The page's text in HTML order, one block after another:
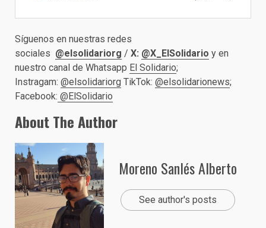
Síguenos en nuestras redes
sociales @elsolidariorg / X: @X_ElSolidario y en
nuestro canal de Whatsapp El Solidario;
Instragam: @elsolidariorg TikTok: @elsolidarionews;
Facebook: @ElSolidario
About The Author
Moreno Sanlés Alberto
See author's posts